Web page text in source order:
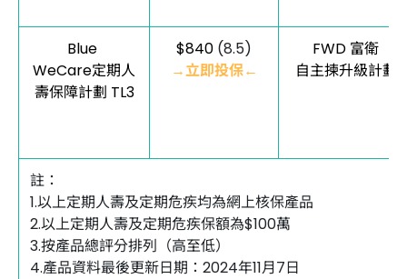
Blue
WeCare定期人
壽保障計劃 TL3
$840 (8.5)
→立即投保←
FWD 富衛
自主揀升級計劃
註：
1.以上定期人壽及定期危疾均為網上核保產品
2.以上定期人壽及定期危疾保額為$100萬
3.按產品總評分排列（高至低）
4.產品資料最後更新日期：2024年11月7日